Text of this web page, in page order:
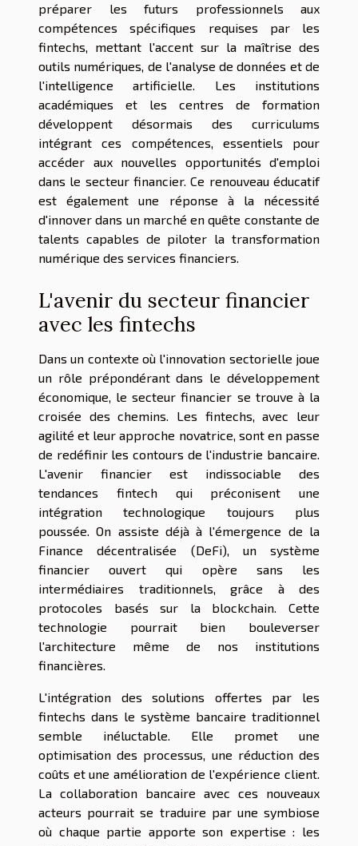
préparer les futurs professionnels aux
compétences spécifiques requises par les
fintechs, mettant l'accent sur la maîtrise des
outils numériques, de l'analyse de données et de
l'intelligence artificielle. Les institutions
académiques et les centres de formation
développent désormais des curriculums
intégrant ces compétences, essentiels pour
accéder aux nouvelles opportunités d'emploi
dans le secteur financier. Ce renouveau éducatif
est également une réponse à la nécessité
d'innover dans un marché en quête constante de
talents capables de piloter la transformation
numérique des services financiers.
L'avenir du secteur financier
avec les fintechs
Dans un contexte où l'innovation sectorielle joue
un rôle prépondérant dans le développement
économique, le secteur financier se trouve à la
croisée des chemins. Les fintechs, avec leur
agilité et leur approche novatrice, sont en passe
de redéfinir les contours de l'industrie bancaire.
L'avenir financier est indissociable des
tendances fintech qui préconisent une
intégration technologique toujours plus
poussée. On assiste déjà à l'émergence de la
Finance décentralisée (DeFi), un système
financier ouvert qui opère sans les
intermédiaires traditionnels, grâce à des
protocoles basés sur la blockchain. Cette
technologie pourrait bien bouleverser
l'architecture même de nos institutions
financières.
L'intégration des solutions offertes par les
fintechs dans le système bancaire traditionnel
semble inéluctable. Elle promet une
optimisation des processus, une réduction des
coûts et une amélioration de l'expérience client.
La collaboration bancaire avec ces nouveaux
acteurs pourrait se traduire par une symbiose
où chaque partie apporte son expertise : les